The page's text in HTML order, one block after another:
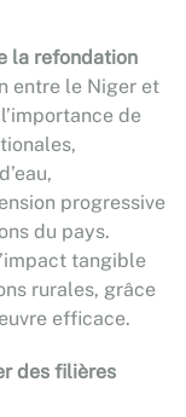
la refondation
entre le Niger et
de
progressive
du pays.
tangible
rurales, grâce
efficace.
des filières